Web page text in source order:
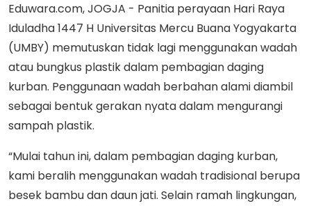
Eduwara.com, JOGJA - Panitia perayaan Hari Raya
Iduladha 1447 H Universitas Mercu Buana Yogyakarta
(UMBY) memutuskan tidak lagi menggunakan wadah
atau bungkus plastik dalam pembagian daging
kurban. Penggunaan wadah berbahan alami diambil
sebagai bentuk gerakan nyata dalam mengurangi
sampah plastik.
“Mulai tahun ini, dalam pembagian daging kurban,
kami beralih menggunakan wadah tradisional berupa
besek bambu dan daun jati. Selain ramah lingkungan,